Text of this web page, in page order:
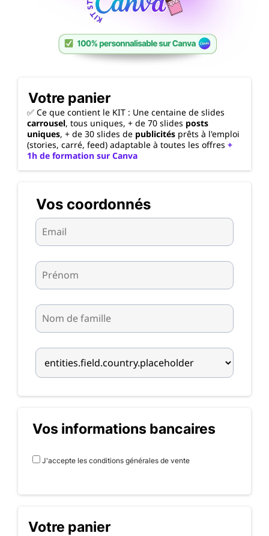
Votre panier
✅ Ce que contient le KIT : Une centaine de slides
carrousel, tous uniques, + de 70 slides posts
uniques, + de 30 slides de publicités prêts à l'emploi
(stories, carré, feed) adaptable à toutes les offres +
1h de formation sur Canva
Vos coordonnés
Vos informations bancaires
J'accepte les conditions générales de vente
Votre panier